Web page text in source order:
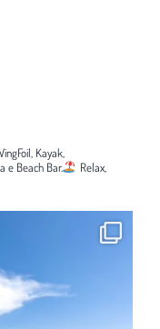
Kayak,
e Beach Bar.
Relax,